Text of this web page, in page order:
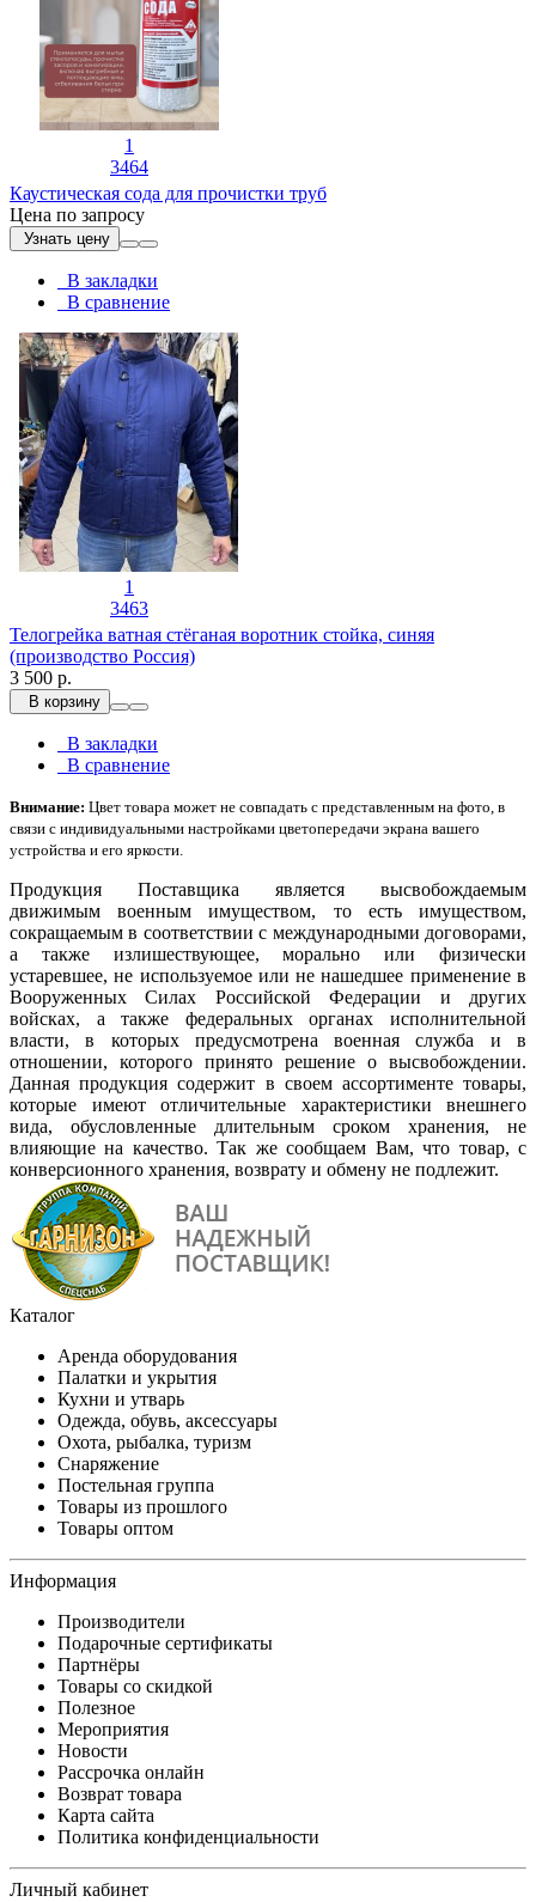
1
3464
Каустическая сода для прочистки труб
Цена по запросу
Узнать цену
В закладки
В сравнение
1
3463
Телогрейка ватная стёганая воротник стойка, синяя
(производство Россия)
3 500 р.
В корзину
В закладки
В сравнение
Внимание: Цвет товара может не совпадать с представленным на фото, в
связи с индивидуальными настройками цветопередачи экрана вашего
устройства и его яркости.
Продукция Поставщика является высвобождаемым
движимым военным имуществом, то есть имуществом,
сокращаемым в соответствии с международными договорами,
а также излишествующее, морально или физически
устаревшее, не используемое или не нашедшее применение в
Вооруженных Силах Российской Федерации и других
войсках, а также федеральных органах исполнительной
власти, в которых предусмотрена военная служба и в
отношении, которого принято решение о высвобождении.
Данная продукция содержит в своем ассортименте товары,
которые имеют отличительные характеристики внешнего
вида, обусловленные длительным сроком хранения, не
влияющие на качество. Так же сообщаем Вам, что товар, с
конверсионного хранения, возврату и обмену не подлежит.
Каталог
Аренда оборудования
Палатки и укрытия
Кухни и утварь
Одежда, обувь, аксессуары
Охота, рыбалка, туризм
Снаряжение
Постельная группа
Товары из прошлого
Товары оптом
Информация
Производители
Подарочные сертификаты
Партнёры
Товары со скидкой
Полезное
Мероприятия
Новости
Рассрочка онлайн
Возврат товара
Карта сайта
Политика конфиденциальности
Личный кабинет